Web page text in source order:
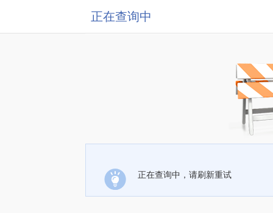
正在查询中
正在查询中，请刷新重试